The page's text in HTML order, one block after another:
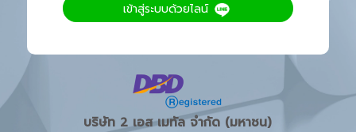
เข้าสู่ระบบด้วยไลน์
บริษัท 2 เอส เมทัล จำกัด (มหาชน)